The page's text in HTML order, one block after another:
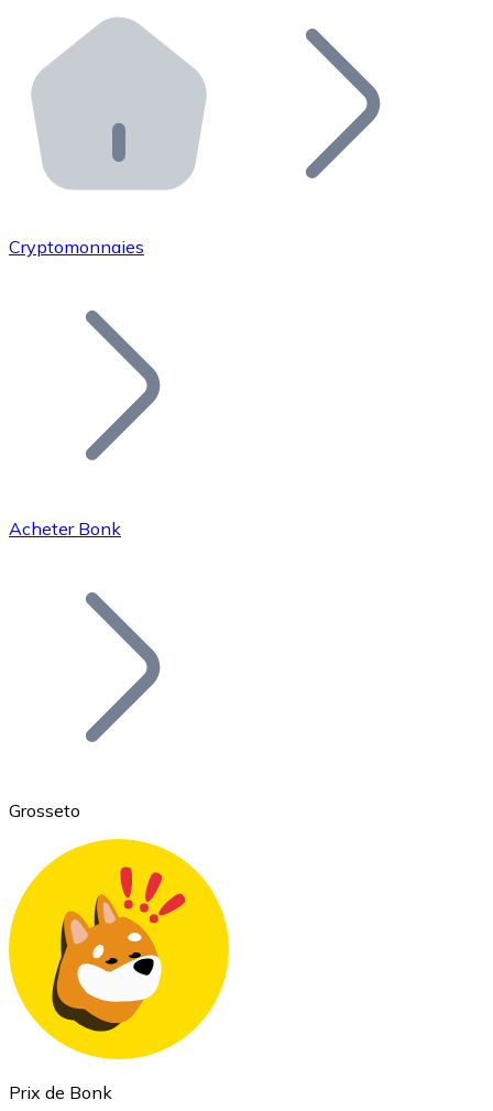
Distributeurs automatiques Bitnovo
Intégrez un ATM Bitnovo dans votre entreprise et
API Bitnovo
Intégrez notre API dans votre écosystème.
Rejoignez notre réseau de distributeurs et
Ajoutez le token de votre projet à notre service
Bitcoin
Ethereum
ETH
Cryptomonnaies
Acheter Bonk
Grosseto
Prix de Bonk